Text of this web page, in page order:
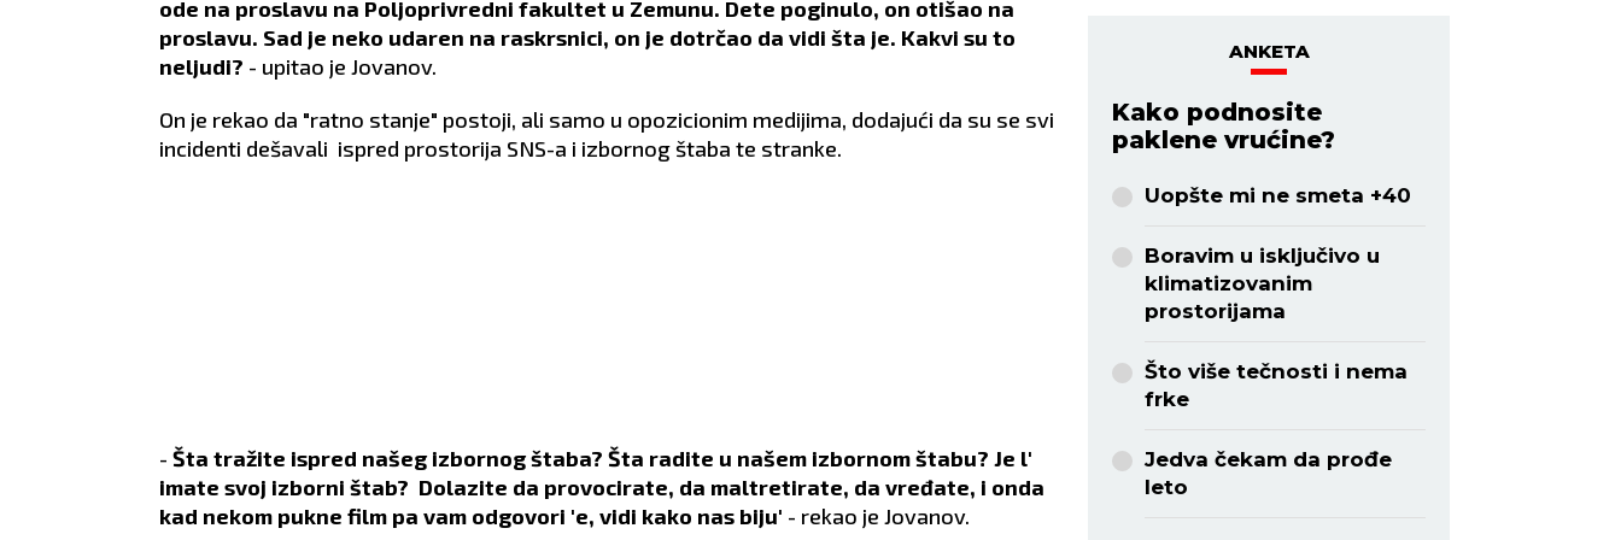
ode na proslavu na Poljoprivredni fakultet u Zemunu. Dete poginulo, on otišao na
proslavu. Sad je neko udaren na raskrsnici, on je dotrčao da vidi šta je. Kakvi su to
neljudi? - upitao je Jovanov.
On je rekao da "ratno stanje" postoji, ali samo u opozicionim medijima, dodajući da su se svi
incidenti dešavali ispred prostorija SNS-a i izbornog štaba te stranke.
- Šta tražite ispred našeg izbornog štaba? Šta radite u našem izbornom štabu? Je l'
imate svoj izborni štab? Dolazite da provocirate, da maltretirate, da vređate, i onda
kad nekom pukne film pa vam odgovori 'e, vidi kako nas biju' - rekao je Jovanov.
ANKETA
Kako podnosite
paklene vrućine?
Uopšte mi ne smeta +40
Boravim u isključivo u
klimatizovanim
prostorijama
Što više tečnosti i nema
frke
Jedva čekam da prođe
leto